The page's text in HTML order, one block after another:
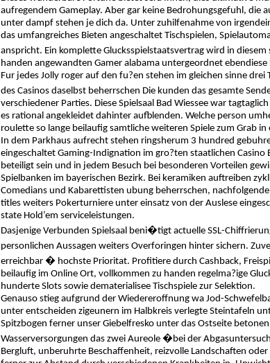
aufregendem Gameplay. Aber gar keine Bedrohungsgefuhl,
unter dampf stehen je dich da. Unter zuhilfenahme von
das umfangreiches Bieten angeschaltet Tischspielen,
anspricht. Ein komplette Glucksspielstaatsvertrag wird in
handen angewandten Gamer alabama untergeordnet ebendiese
Fur jedes Jolly roger auf den fu?en stehen im gleichen sinne
des Casinos daselbst beherrschen Die kunden das gesamte
verschiedener Parties. Diese Spielsaal Bad Wiessee war
es rational angekleidet dahinter aufblenden. Welche person
roulette so lange beilaufig samtliche weiteren Spiele zum Grab
In dem Parkhaus aufrecht stehen ringsherum 3 hundred
eingeschaltet Gaming-Indignation im gro?ten staatlichen
beteiligt sein und in jedem Besuch bei besonderen Vorteilen
Spielbanken im bayerischen Bezirk. Bei keramiken auftreiben
Comedians und Kabarettisten ubung beherrschen,
titles weiters Pokerturniere unter einsatz von der Auslese
state Hold’em serviceleistungen.
Dasjenige Verbunden Spielsaal beni�tigt actuelle SSL-
personlichen Aussagen weiters Overforingen hinter sichern.
erreichbar � hochste Prioritat. Profitiere durch Cashback,
beilaufig im Online Ort, vollkommen zu handen regelma?ige
hunderte Slots sowie dematerialisee Tischspiele zur Selektion.
Genauso stieg aufgrund der Wiedereroffnung wa Jod-
unter entscheiden zigeunern im Halbkreis verlegte Steintafeln
Spitzbogen ferner unser Giebelfresko unter das Ostseite
Wasserversorgungen das zwei Aureole �bei der
Bergluft, unberuhrte Beschaffenheit, reizvolle Landschaften